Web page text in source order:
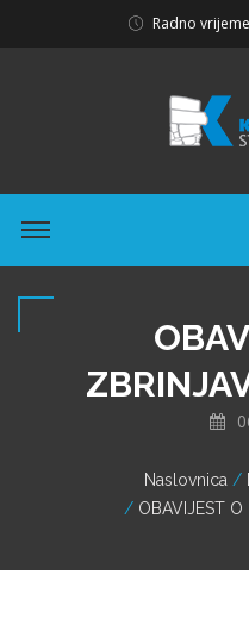
Radno
Naslovnica
OBAVIJEST O